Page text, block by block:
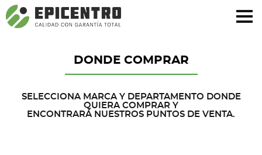
¿Olvidó su contraseña?Regístrese aquí
DONDE COMPRAR
SELECCIONA MARCA Y DEPARTAMENTO DONDE
QUIERA COMPRAR Y
ENCONTRARÁ NUESTROS PUNTOS DE VENTA.